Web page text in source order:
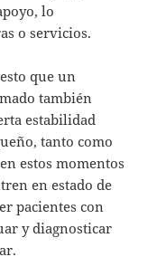
lo
o servicios.
que un
también
estabilidad
tanto como
estos momentos
en estado de
pacientes con
y diagnosticar